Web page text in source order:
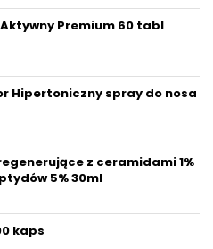
Premium 60 tabl
Hipertoniczny spray do nosa
z ceramidami 1%
5% 30ml
kaps